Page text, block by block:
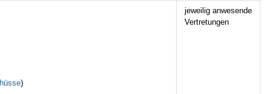
)
jeweilig anwesende
Vertretungen